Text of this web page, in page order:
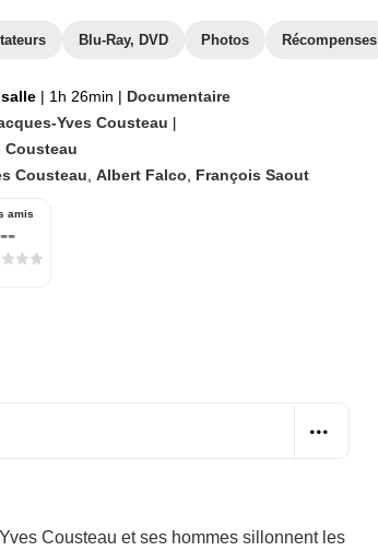
Blu-Ray, DVD Photos Récompenses
| 1h 26min | Documentaire
Yves Cousteau
Cousteau
Cousteau Albert Falco François Saout
amis
--
Cousteau et ses hommes sillonnent les